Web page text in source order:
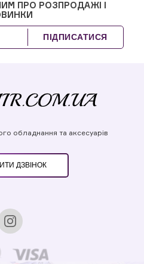
ПРО РОЗПРОДАЖІ І
ПІДПИСАТИСЯ
обладнання та аксесуарів
ДЗВІНОК